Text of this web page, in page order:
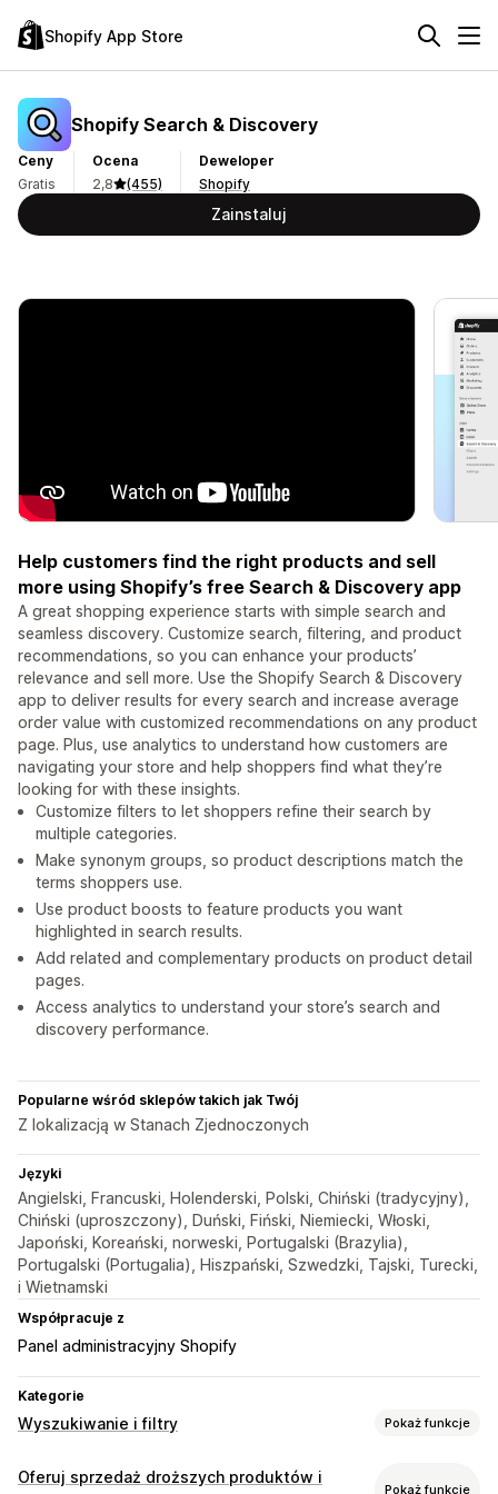
Shopify App Store
Shopify Search & Discovery
Ceny
Gratis
Ocena
2,8
(455)
Deweloper
Shopify
Zainstaluj
Help customers find the right products and sell
more using Shopify’s free Search & Discovery app
A great shopping experience starts with simple search and
seamless discovery. Customize search, filtering, and product
recommendations, so you can enhance your products’
relevance and sell more. Use the Shopify Search & Discovery
app to deliver results for every search and increase average
order value with customized recommendations on any product
page. Plus, use analytics to understand how customers are
navigating your store and help shoppers find what they’re
looking for with these insights.
Customize filters to let shoppers refine their search by
multiple categories.
Make synonym groups, so product descriptions match the
terms shoppers use.
Use product boosts to feature products you want
highlighted in search results.
Add related and complementary products on product detail
pages.
Access analytics to understand your store’s search and
discovery performance.
Popularne wśród sklepów takich jak Twój
Z lokalizacją w Stanach Zjednoczonych
Języki
Angielski, Francuski, Holenderski, Polski, Chiński (tradycyjny),
Chiński (uproszczony), Duński, Fiński, Niemiecki, Włoski,
Japoński, Koreański, norweski, Portugalski (Brazylia),
Portugalski (Portugalia), Hiszpański, Szwedzki, Tajski, Turecki,
i Wietnamski
Współpracuje z
Panel administracyjny Shopify
Kategorie
Wyszukiwanie i filtry Pokaż funkcje
Funkcje wyszukiwania
Oferuj sprzedaż droższych produktów i
Pokaż funkcje